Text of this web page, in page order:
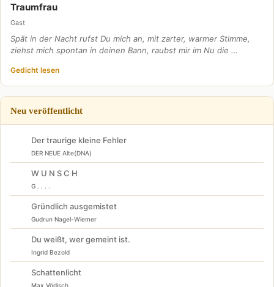
Traumfrau
Gast
Spät in der Nacht rufst Du mich an, mit zarter, warmer Stimme,
ziehst mich spontan in deinen Bann, raubst mir im Nu die …
Gedicht lesen
Neu veröffentlicht
Der traurige kleine Fehler
DER NEUE Alte(DNA)
W U N S C H
G . . . .
Gründlich ausgemistet
Gudrun Nagel-Wiemer
Du weißt, wer gemeint ist.
Ingrid Bezold
Schattenlicht
Max Vödisch